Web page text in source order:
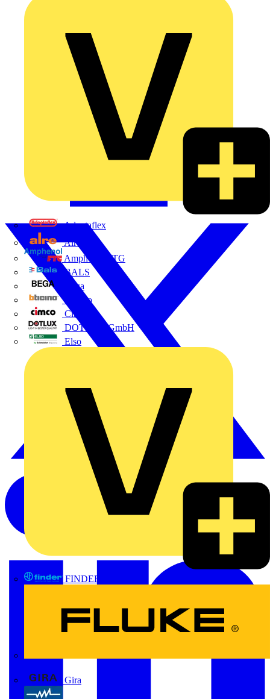
Adaptaflex
Alre
Amphenol FTG
BALS
Bega
Bticino
Cimco
DOTLUX GmbH
Elso
FINDER
Gira